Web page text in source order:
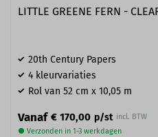
LITTLE GREENE FERN -
20th Century Papers
4 kleurvariaties
Rol van 52 cm x 10,05 m
Vanaf € 170,00 p/st incl. BTW
● Verzonden in 1-3 werkdagen